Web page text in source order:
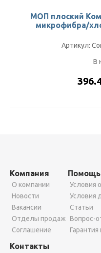
МОП плоский
микрофибра/
Артикул:
В
Компания
О компании
Новости
Вакансии
Отделы продаж
Соглашение
Помощь
Условия
Условия
Статьи
Вопрос-
Гарантия
Контакты